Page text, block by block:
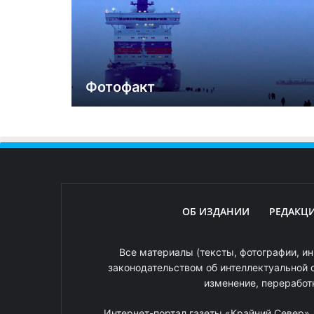
Фотофакт
ОБ ИЗДАНИИ
Все материалы (тексты, фотографии,
законодательством об
изменение,